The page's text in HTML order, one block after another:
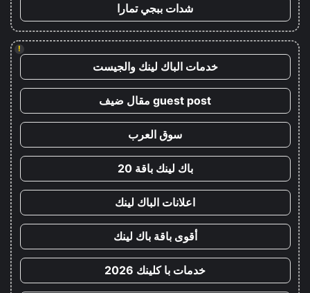
شدات ببجي تمارا
!
خدمات الباك لينك والجيست
guest post مقال ضيف
سوق العرب
باك لينك باقة 20
اعلانات الباك لينك
أقوى باقة باك لينك
خدمات با كلينك 2026